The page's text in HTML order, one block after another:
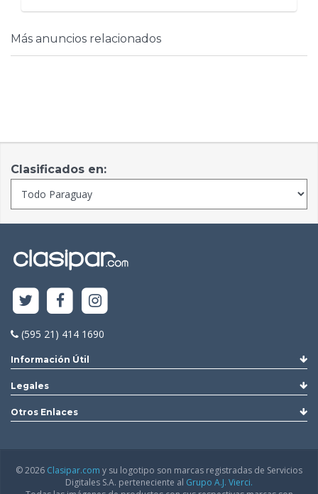
Más anuncios relacionados
Clasificados en:
(595 21) 414 1690
Información Útil
Legales
Otros Enlaces
© 2026 Clasipar.com y su logotipo son marcas registradas de Servicios
Digitales S.A. perteneciente al Grupo A.J. Vierci.